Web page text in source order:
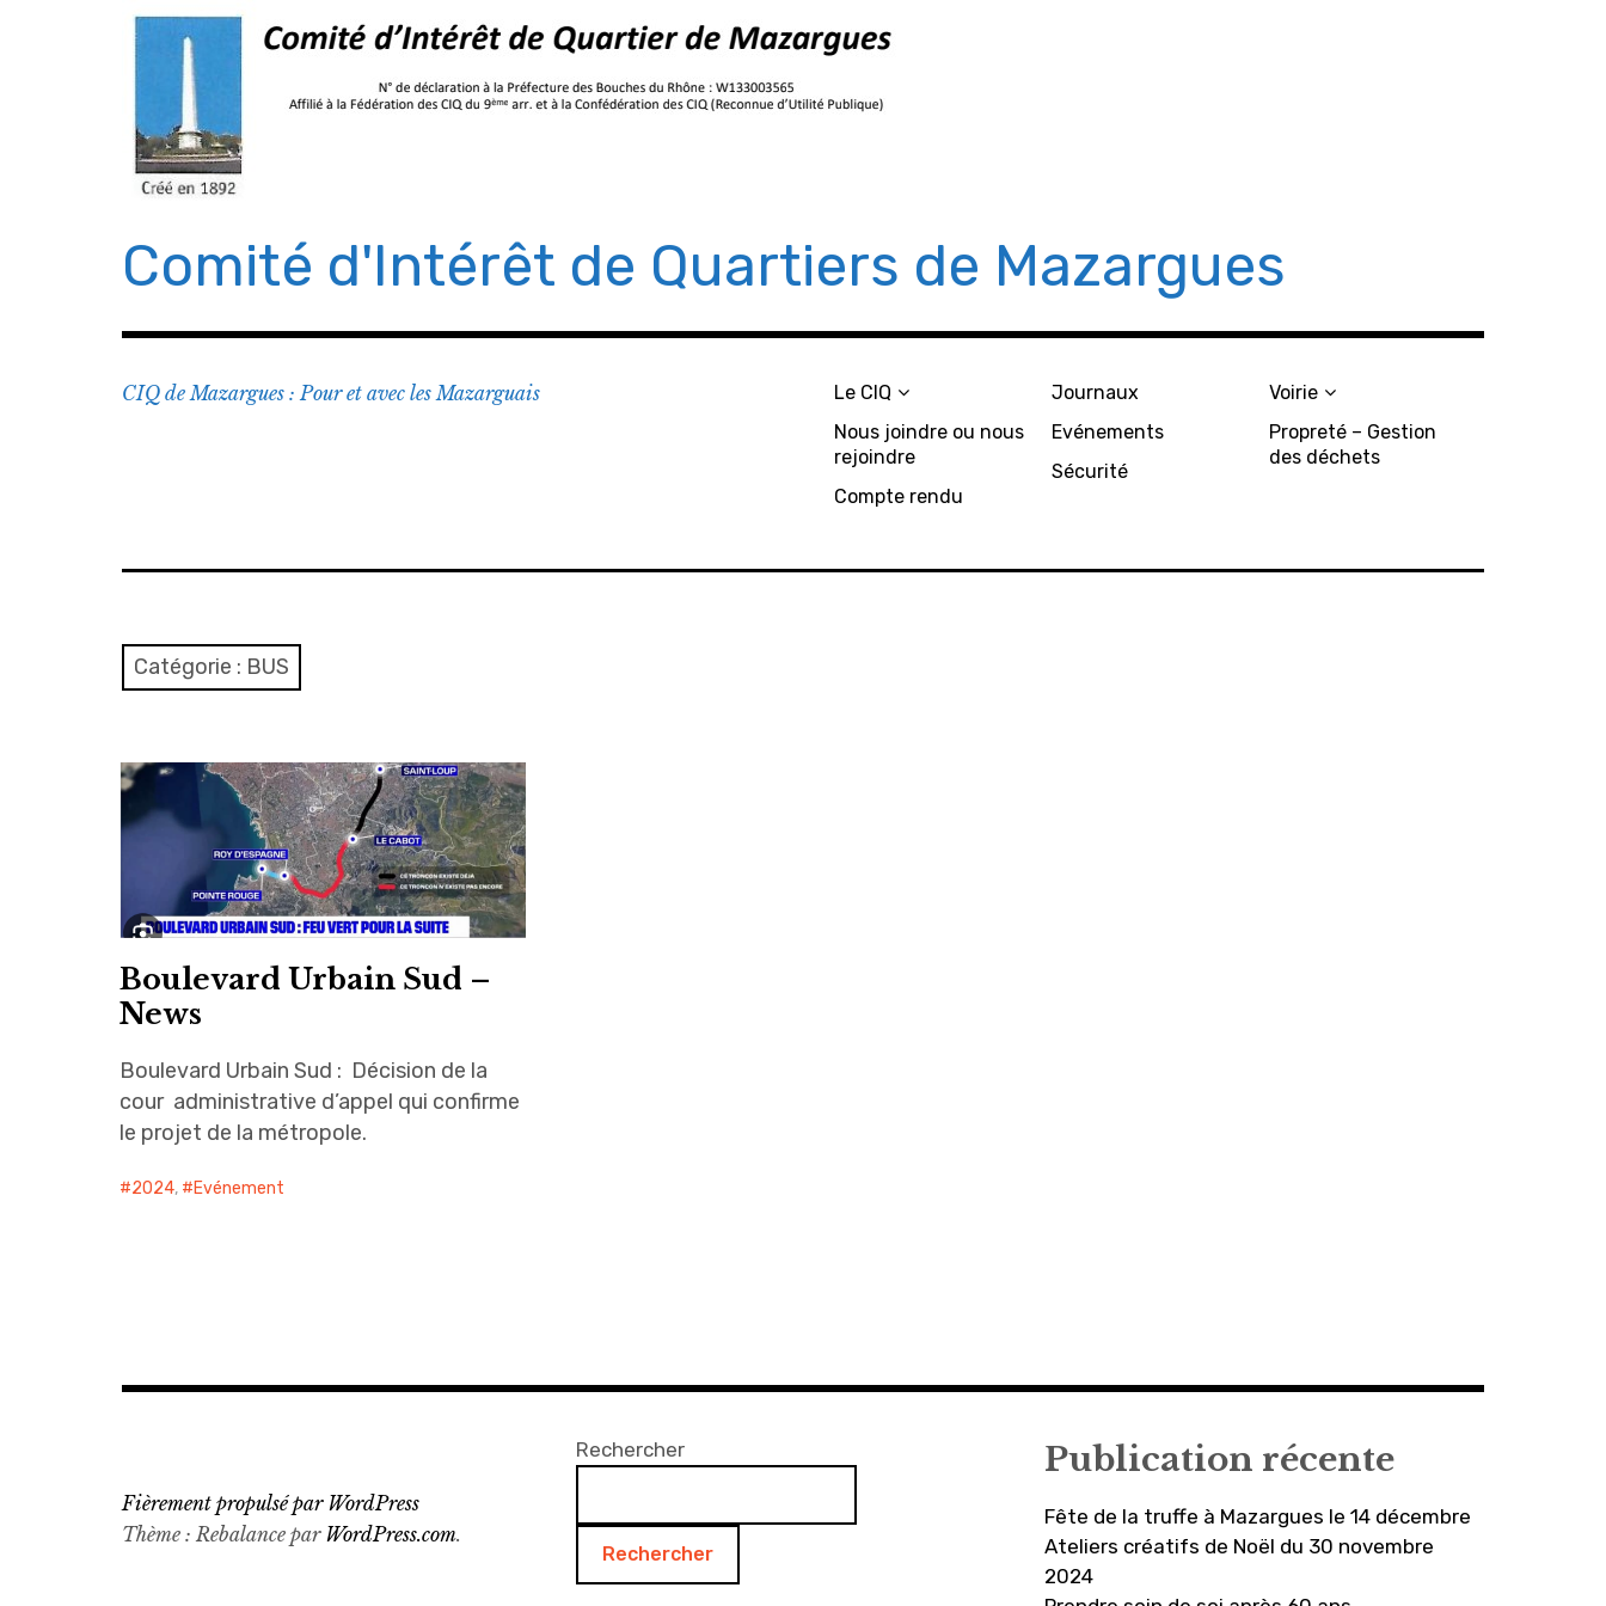
Comité d'Intérêt de Quartiers de Mazargues
CIQ de Mazargues : Pour et avec les Mazarguais
Le CIQ
Nous joindre ou nous
rejoindre
Compte rendu
Journaux
Evénements
Sécurité
Voirie
Propreté – Gestion
des déchets
Catégorie : BUS
Boulevard Urbain Sud –
News
Boulevard Urbain Sud : Décision de la
cour administrative d’appel qui confirme
le projet de la métropole.
2024, Evénement
Rechercher
Rechercher
Publication récente
Fête de la truffe à Mazargues le 14 décembre
Ateliers créatifs de Noël du 30 novembre
2024
Fièrement propulsé par WordPress
Thème : Rebalance par WordPress.com.